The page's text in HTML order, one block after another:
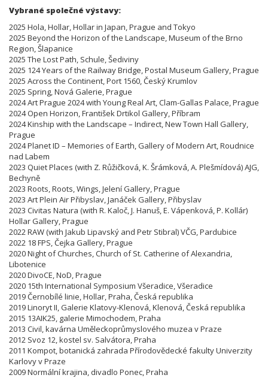
Vybrané společné výstavy:
2025 Hola, Hollar, Hollar in Japan, Prague and Tokyo
2025 Beyond the Horizon of the Landscape, Museum of the Brno
Region, Šlapanice
2025 The Lost Path, Schule, Šediviny
2025 124 Years of the Railway Bridge, Postal Museum Gallery, Prague
2025 Across the Continent, Port 1560, Český Krumlov
2025 Spring, Nová Galerie, Prague
2024 Art Prague 2024 with Young Real Art, Clam-Gallas Palace, Prague
2024 Open Horizon, František Drtikol Gallery, Příbram
2024 Kinship with the Landscape – Indirect, New Town Hall Gallery,
Prague
2024 Planet ID – Memories of Earth, Gallery of Modern Art, Roudnice
nad Labem
2023 Quiet Places (with Z. Růžičková, K. Šrámková, A. Plešmídová) AJG,
Bechyně
2023 Roots, Roots, Wings, Jelení Gallery, Prague
2023 Art Plein Air Přibyslav, Janáček Gallery, Přibyslav
2023 Civitas Natura (with R. Kaloč, J. Hanuš, E. Vápenková, P. Kollár)
Hollar Gallery, Prague
2022 RAW (with Jakub Lipavský and Petr Stibral) VČG, Pardubice
2022 18 FPS, Čejka Gallery, Prague
2020 Night of Churches, Church of St. Catherine of Alexandria,
Libotenice
2020 DivoCE, NoD, Prague
2020 15th International Symposium Všeradice, Všeradice
2019 Černobílé linie, Hollar, Praha, Česká republika
2019 Linoryt II, Galerie Klatovy-Klenová, Klenová, Česká republika
2015 13AIK25, galerie Mimochodem, Praha
2013 Civil, kavárna Uměleckoprůmyslového muzea v Praze
2012 Svoz 12, kostel sv. Salvátora, Praha
2011 Kompot, botanická zahrada Přírodovědecké fakulty Univerzity
Karlovy v Praze
2009 Normální krajina, divadlo Ponec, Praha